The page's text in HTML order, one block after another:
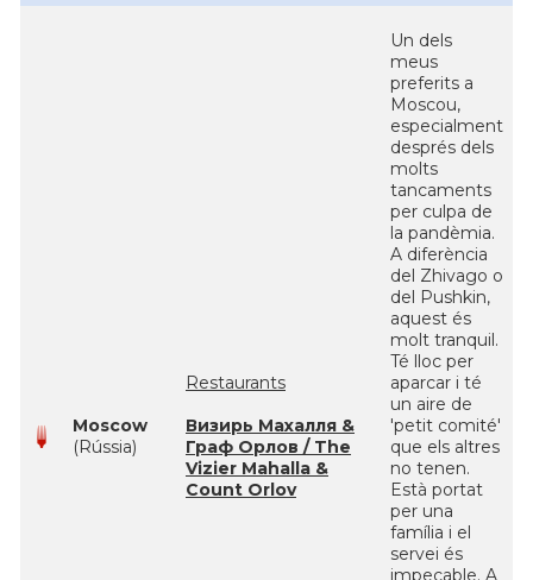
Moscow
(Rússia)
Restaurants
Визирь Махалля &
Граф Орлов / The
Vizier Mahalla &
Count Orlov
Un dels
meus
preferits a
Moscou,
especialment
després dels
molts
tancaments
per culpa de
la pandèmia.
A diferència
del Zhivago o
del Pushkin,
aquest és
molt tranquil.
Té lloc per
aparcar i té
un aire de
'petit comité'
que els altres
no tenen.
Està portat
per una
família i el
servei és
impecable. A